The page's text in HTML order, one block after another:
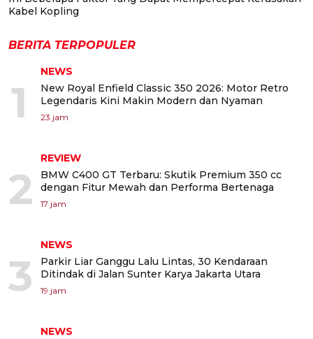
Kabel Kopling
BERITA TERPOPULER
1
NEWS
New Royal Enfield Classic 350 2026: Motor Retro
Legendaris Kini Makin Modern dan Nyaman
23 jam
2
REVIEW
BMW C400 GT Terbaru: Skutik Premium 350 cc
dengan Fitur Mewah dan Performa Bertenaga
17 jam
3
NEWS
Parkir Liar Ganggu Lalu Lintas, 30 Kendaraan
Ditindak di Jalan Sunter Karya Jakarta Utara
19 jam
NEWS